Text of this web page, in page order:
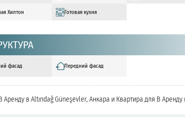
Хилтон Готовая кухня
фасад Передний фасад
Аренду в Altındağ Güneşevler, Анкара и Квартира для В